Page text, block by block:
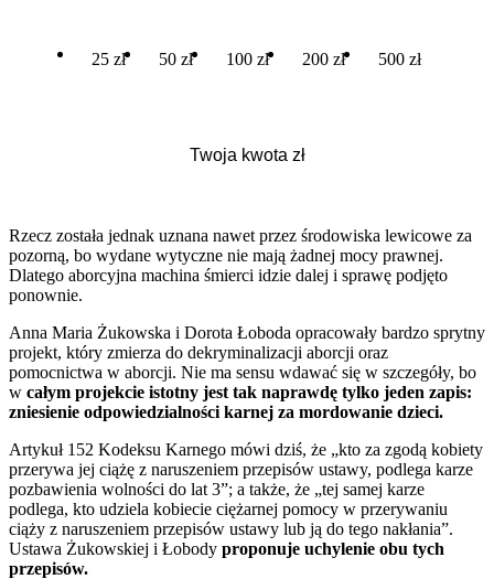
25 zł 50 zł 100 zł 200 zł 500 zł
Rzecz została jednak uznana nawet przez środowiska lewicowe za
pozorną, bo wydane wytyczne nie mają żadnej mocy prawnej.
Dlatego aborcyjna machina śmierci idzie dalej i sprawę podjęto
ponownie.
Anna Maria Żukowska i Dorota Łoboda opracowały bardzo sprytny
projekt, który zmierza do dekryminalizacji aborcji oraz
pomocnictwa w aborcji. Nie ma sensu wdawać się w szczegóły, bo
w całym projekcie istotny jest tak naprawdę tylko jeden zapis:
zniesienie odpowiedzialności karnej za mordowanie dzieci.
Artykuł 152 Kodeksu Karnego mówi dziś, że „kto za zgodą kobiety
przerywa jej ciążę z naruszeniem przepisów ustawy, podlega karze
pozbawienia wolności do lat 3”; a także, że „tej samej karze
podlega, kto udziela kobiecie ciężarnej pomocy w przerywaniu
ciąży z naruszeniem przepisów ustawy lub ją do tego nakłania”.
Ustawa Żukowskiej i Łobody proponuje uchylenie obu tych
przepisów.